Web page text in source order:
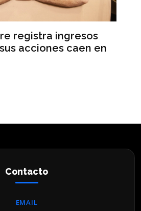
registra ingresos
acciones caen en
Contacto
EMAIL